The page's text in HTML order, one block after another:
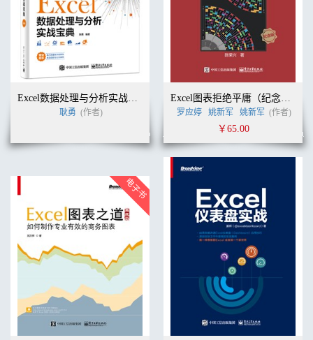
Excel数据处理与分析实战宝典（第2版）
耿勇 (作者)
Excel图表拒绝平庸（纪念版）
罗应婷 姚新军 姚新军 (作者)
￥65.00